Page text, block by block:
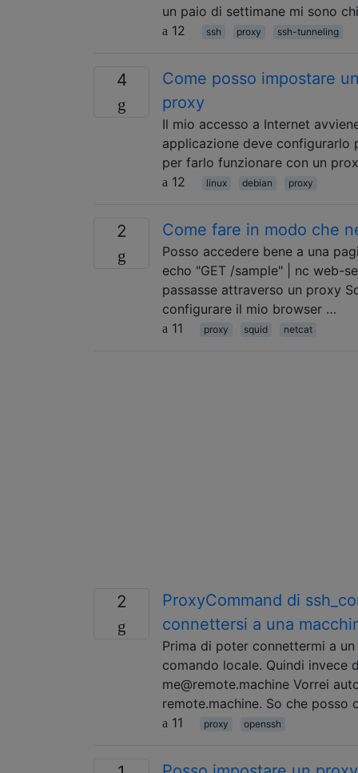
un paio di settimane mi sono
12
ssh proxy ssh-tunneling
4
Come posso impostare
proxy
Il mio accesso a Internet
applicazione deve configurarlo
per farlo funzionare con un
12
linux debian proxy
2 Come fare in modo che
Posso accedere bene a una
echo "GET /sample" | nc web-
passasse attraverso un proxy
configurare il mio browser …
11
proxy squid netcat
2
ProxyCommand di
connettersi a una
Prima di poter connettermi a
comando locale. Quindi invece
me@remote.machine Vorrei
remote.machine. So che
11
proxy openssh